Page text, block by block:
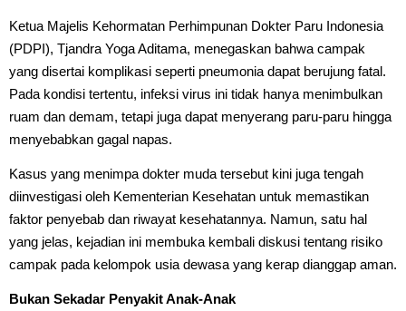
Ketua Majelis Kehormatan Perhimpunan Dokter Paru Indonesia
(PDPI), Tjandra Yoga Aditama, menegaskan bahwa campak
yang disertai komplikasi seperti pneumonia dapat berujung fatal.
Pada kondisi tertentu, infeksi virus ini tidak hanya menimbulkan
ruam dan demam, tetapi juga dapat menyerang paru-paru hingga
menyebabkan gagal napas.
Kasus yang menimpa dokter muda tersebut kini juga tengah
diinvestigasi oleh Kementerian Kesehatan untuk memastikan
faktor penyebab dan riwayat kesehatannya. Namun, satu hal
yang jelas, kejadian ini membuka kembali diskusi tentang risiko
campak pada kelompok usia dewasa yang kerap dianggap aman.
Bukan Sekadar Penyakit Anak-Anak